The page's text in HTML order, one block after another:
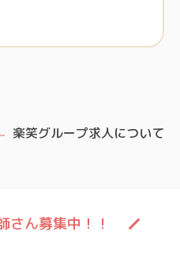
楽笑グループ求人について
さん募集中！！